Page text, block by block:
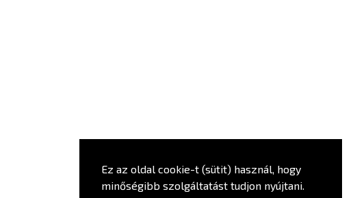
Ez az oldal cookie-t (sütit) használ, hogy
minőségibb szolgáltatást tudjon nyújtani.